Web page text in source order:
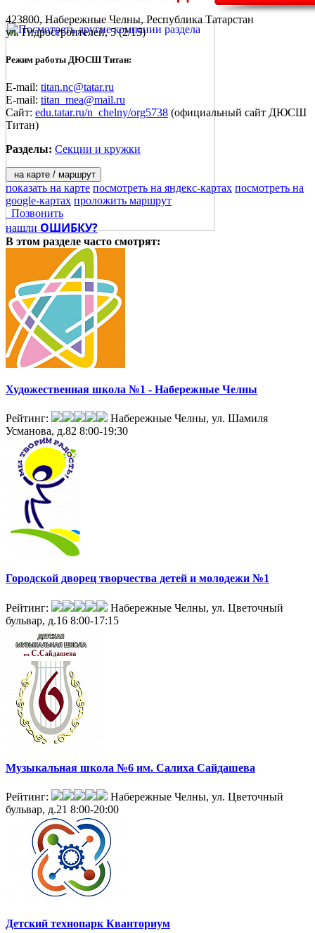
423800,Набережные Челны, Республика Татарстан
ул. Гидростроителей, 5(2/15)
Режим работы ДЮСШ Титан:
E-mail: titan.nc@tatar.ru
E-mail: titan_mea@mail.ru
Сайт: edu.tatar.ru/n_chelny/org5738 (официальный сайт ДЮСШ
Титан)
Разделы: Секции и кружки
на карте / маршрут
показать на карте посмотреть на яндекс-картах посмотреть на
google-картах проложить маршрут
Позвонить
нашли ОШИБКУ?
В этом разделе часто смотрят:
Художественная школа №1 - Набережные Челны
Рейтинг:
Набережные Челны, ул. Шамиля
Усманова, д.82 8:00-19:30
Городской дворец творчества детей и молодежи №1
Рейтинг:
Набережные Челны, ул. Цветочный
бульвар, д.16 8:00-17:15
Музыкальная школа №6 им. Салиха Сайдашева
Рейтинг:
Набережные Челны, ул. Цветочный
бульвар, д.21 8:00-20:00
Детский технопарк Кванториум